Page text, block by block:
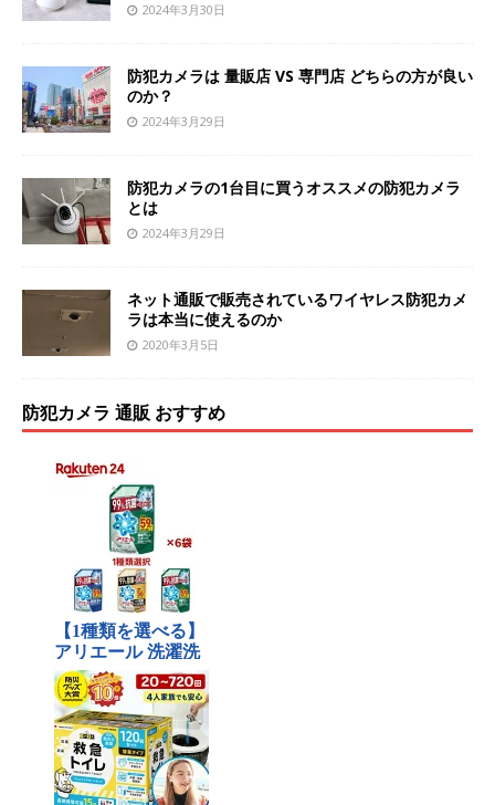
2024年3月30日
防犯カメラは 量販店 VS 専門店 どちらの方が良い
のか？
2024年3月29日
防犯カメラの1台目に買うオススメの防犯カメラ
とは
2024年3月29日
ネット通販で販売されているワイヤレス防犯カメ
ラは本当に使えるのか
2020年3月5日
防犯カメラ 通販 おすすめ